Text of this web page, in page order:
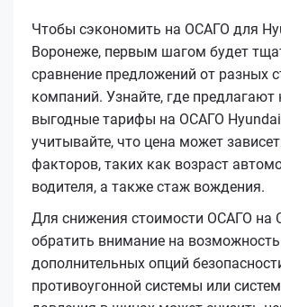
Чтобы сэкономить на ОСАГО для
Воронеже, первым шагом будет
сравнение предложений от разных
компаний. Узнайте, где предлагают
выгодные тарифы на ОСАГО Hyundai
учитывайте, что цена может
факторов, таких как возраст
водителя, а также стаж вождения.
Для снижения стоимости ОСАГО на
обратить внимание на
дополнительных опций
противоугонной системы или